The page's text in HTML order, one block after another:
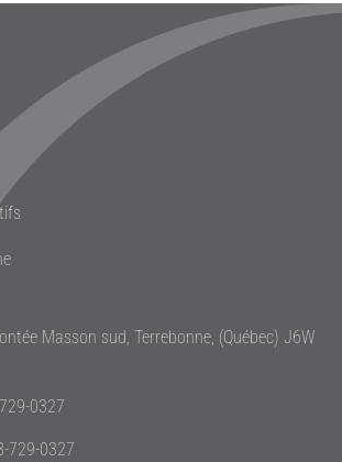
Masson sud, Terrebonne, (Québec) J6W
0327
729-0327